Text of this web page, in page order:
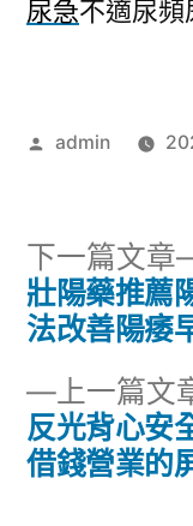
尿急不適尿頻
作
admin
文
導
覽
上一篇文
反光背心安
借錢營業的
下一篇文章
壯陽藥推薦
法改善陽痿